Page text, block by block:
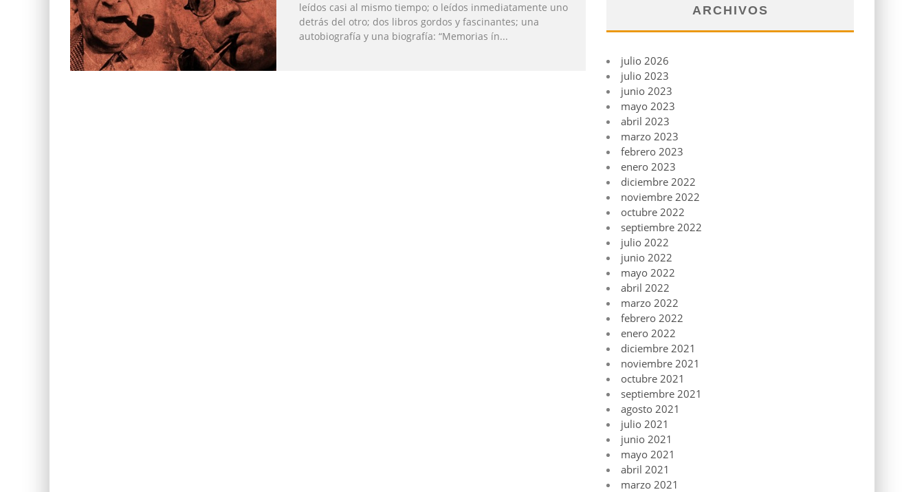
leídos casi al mismo tiempo; o leídos inmediatamente uno
detrás del otro; dos libros gordos y fascinantes; una
autobiografía y una biografía: “Memorias ín...
ARCHIVOS
julio 2026
julio 2023
junio 2023
mayo 2023
abril 2023
marzo 2023
febrero 2023
enero 2023
diciembre 2022
noviembre 2022
octubre 2022
septiembre 2022
julio 2022
junio 2022
mayo 2022
abril 2022
marzo 2022
febrero 2022
enero 2022
diciembre 2021
noviembre 2021
octubre 2021
septiembre 2021
agosto 2021
julio 2021
junio 2021
mayo 2021
abril 2021
marzo 2021